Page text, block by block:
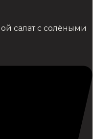
салат с солёными